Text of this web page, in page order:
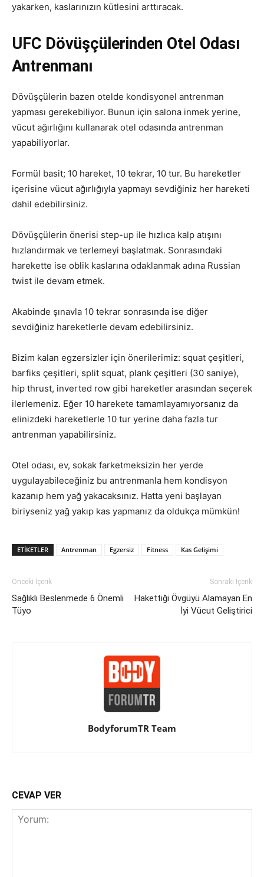
yakarken, kaslarınızın kütlesini arttıracak.
UFC Dövüşçülerinden Otel Odası
Antrenmanı
Dövüşçülerin bazen otelde kondisyonel antrenman
yapması gerekebiliyor. Bunun için salona inmek yerine,
vücut ağırlığını kullanarak otel odasında antrenman
yapabiliyorlar.
Formül basit; 10 hareket, 10 tekrar, 10 tur. Bu hareketler
içerisine vücut ağırlığıyla yapmayı sevdiğiniz her hareketi
dahil edebilirsiniz.
Dövüşçülerin önerisi step-up ile hızlıca kalp atışını
hızlandırmak ve terlemeyi başlatmak. Sonrasındaki
harekette ise oblik kaslarına odaklanmak adına Russian
twist ile devam etmek.
Akabinde şınavla 10 tekrar sonrasında ise diğer
sevdiğiniz hareketlerle devam edebilirsiniz.
Bizim kalan egzersizler için önerilerimiz: squat çeşitleri,
barfiks çeşitleri, split squat, plank çeşitleri (30 saniye),
hip thrust, inverted row gibi hareketler arasından seçerek
ilerlemeniz. Eğer 10 harekete tamamlayamıyorsanız da
elinizdeki hareketlerle 10 tur yerine daha fazla tur
antrenman yapabilirsiniz.
Otel odası, ev, sokak farketmeksizin her yerde
uygulayabileceğiniz bu antrenmanla hem kondisyon
kazanıp hem yağ yakacaksınız. Hatta yeni başlayan
biriyseniz yağ yakıp kas yapmanız da oldukça mümkün!
ETIKETLER Antrenman Egzersiz Fitness Kas Gelişimi
Önceki İçerik
Sağlıklı Beslenmede 6 Önemli
Tüyo
Sonraki İçerik
Hakettiği Övgüyü Alamayan En
İyi Vücut Geliştirici
BodyforumTR Team
CEVAP VER